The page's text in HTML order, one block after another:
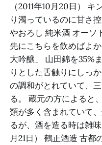
（2011年10月20日）
り濁っているのに甘さ
やおろし 純米酒 オーソ
先にこちらを飲めばよ
大吟醸」 山田錦を35%
りとした舌触りにしっ
の調和がとれていて、
る。 蔵元の方によると
類が多く含まれていて
るが、酒を造る時は雑
月21日） 鶴正酒造 古都